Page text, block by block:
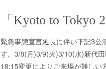
緊急事態宣言延長に伴い下記3公
す。3/8(月)3/9(火)3/10(水)新代
18:15変更によりご来場が難し